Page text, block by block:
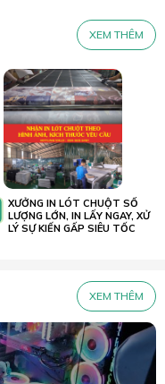
XEM THÊM
XƯỞNG IN LÓT CHUỘT SỐ
LƯỢNG LỚN, IN LẤY NGAY, XỬ
LÝ SỰ KIẾN GẤP SIÊU TỐC
XEM THÊM